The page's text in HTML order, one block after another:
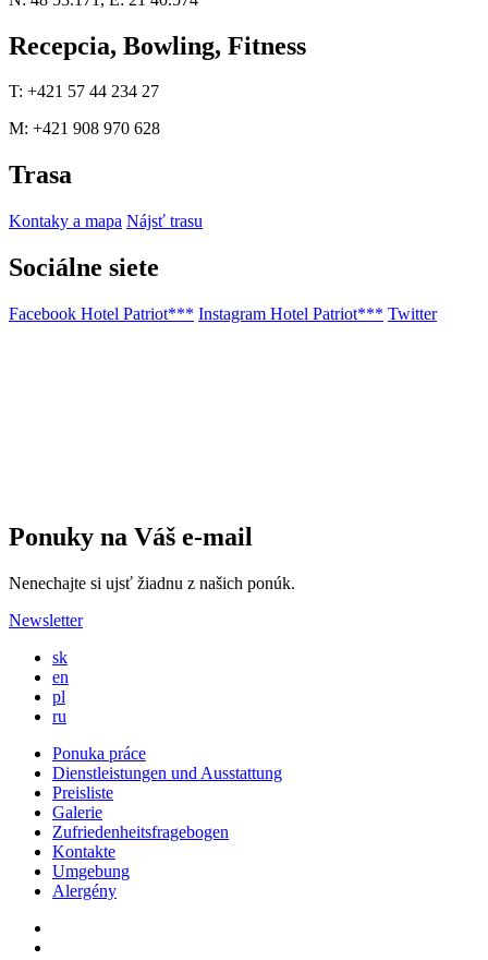
Recepcia, Bowling, Fitness
T: +421 57 44 234 27
M: +421 908 970 628
Trasa
Kontaky a mapa Nájsť trasu
Sociálne siete
Facebook Hotel Patriot*** Instagram Hotel Patriot*** Twitter
Ponuky na Váš e-mail
Nenechajte si ujsť žiadnu z našich ponúk.
Newsletter
sk
en
pl
ru
Ponuka práce
Dienstleistungen und Ausstattung
Preisliste
Galerie
Zufriedenheitsfragebogen
Kontakte
Umgebung
Alergény